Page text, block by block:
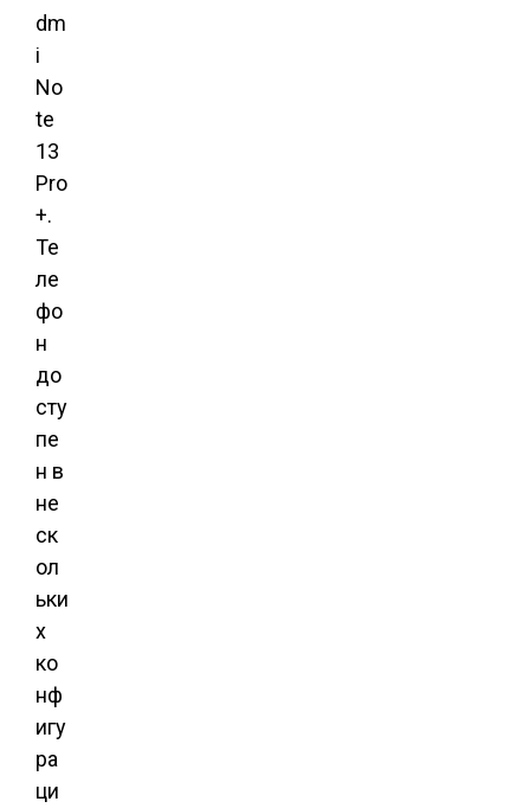
dm
i
No
te
13
Pro
+.
Те
ле
фо
н
до
сту
пе
н в
не
ск
ол
ьки
х
ко
нф
игу
ра
ци